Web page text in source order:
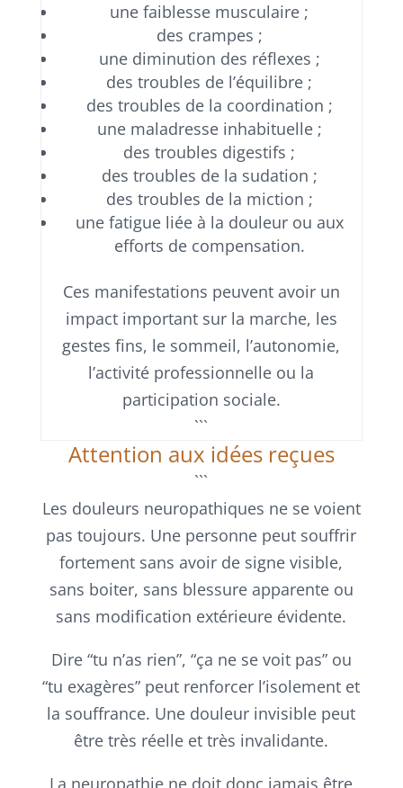
une faiblesse musculaire ;
des crampes ;
une diminution des réflexes ;
des troubles de l’équilibre ;
des troubles de la coordination ;
une maladresse inhabituelle ;
des troubles digestifs ;
des troubles de la sudation ;
des troubles de la miction ;
une fatigue liée à la douleur ou aux
efforts de compensation.
Ces manifestations peuvent avoir un
impact important sur la marche, les
gestes fins, le sommeil, l’autonomie,
l’activité professionnelle ou la
participation sociale.
```
Attention aux idées reçues
```
Les douleurs neuropathiques ne se voient
pas toujours. Une personne peut souffrir
fortement sans avoir de signe visible,
sans boiter, sans blessure apparente ou
sans modification extérieure évidente.
Dire “tu n’as rien”, “ça ne se voit pas” ou
“tu exagères” peut renforcer l’isolement et
la souffrance. Une douleur invisible peut
être très réelle et très invalidante.
La neuropathie ne doit donc jamais être